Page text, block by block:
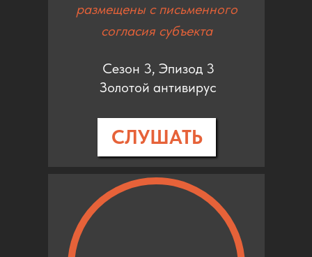
Сезон 3, Эпизод 3
Золотой антивирус
СЛУШАТЬ
размещены с письменного
согласия субъекта